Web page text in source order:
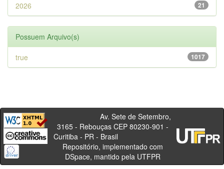
21
2026
Possuem Arquivo(s)
1017
true
Av. Sete de Setembro,
3165 - Rebouças CEP 80230-901 -
Curitiba - PR - Brasil
Repositório, implementado com
DSpace, mantido pela UTFPR